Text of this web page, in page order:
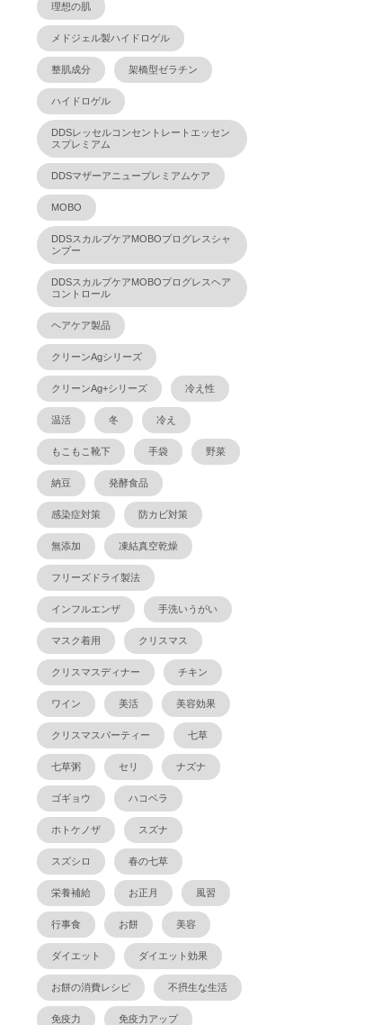
理想の肌
メドジェル製ハイドロゲル
整肌成分 架橋型ゼラチン
ハイドロゲル
DDSレッセルコンセントレートエッセン
スプレミアム
DDSマザーアニュープレミアムケア
MOBO
DDSスカルプケアMOBOプログレスシャ
ンプー
DDSスカルプケアMOBOプログレスヘア
コントロール
ヘアケア製品
クリーンAgシリーズ
クリーンAg+シリーズ 冷え性
温活 冬 冷え
もこもこ靴下 手袋 野菜
納豆 発酵食品
感染症対策 防カビ対策
無添加 凍結真空乾燥
フリーズドライ製法
インフルエンザ 手洗いうがい
マスク着用 クリスマス
クリスマスディナー チキン
ワイン 美活 美容効果
クリスマスパーティー 七草
七草粥 セリ ナズナ
ゴギョウ ハコベラ
ホトケノザ スズナ
スズシロ 春の七草
栄養補給 お正月 風習
行事食 お餅 美容
ダイエット ダイエット効果
お餅の消費レシピ 不摂生な生活
免疫力 免疫力アップ